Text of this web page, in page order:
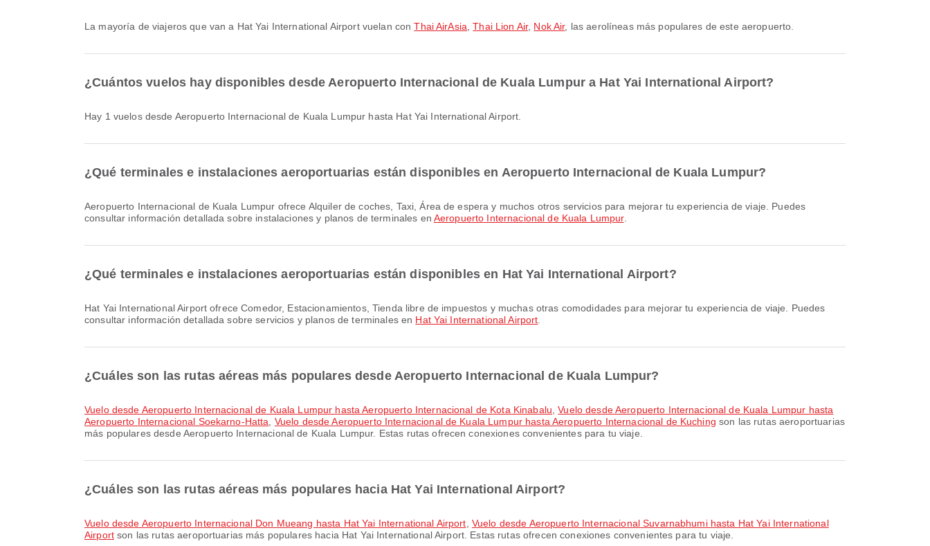
La mayoría de viajeros que van a Hat Yai International Airport vuelan conThai AirAsia ,Thai Lion Air, Nok Air, las aerolíneas más populares de este aeropuerto.
¿Cuántos vuelos hay disponibles desde Aeropuerto Internacional de Kuala Lumpur a Hat Yai International Airport?
Hay 1 vuelos desde Aeropuerto Internacional de Kuala Lumpur hasta Hat Yai International Airport.
¿Qué terminales e instalaciones aeroportuarias están disponibles en Aeropuerto Internacional de Kuala Lumpur?
Aeropuerto Internacional de Kuala Lumpur ofrece Alquiler de coches, Taxi, Área de espera y muchos otros servicios para mejorar tu experiencia de viaje. Puedes
consultar información detallada sobre instalaciones y planos de terminales en Aeropuerto Internacional de Kuala Lumpur.
¿Qué terminales e instalaciones aeroportuarias están disponibles en Hat Yai International Airport?
Hat Yai International Airport ofrece Comedor, Estacionamientos, Tienda libre de impuestos y muchas otras comodidades para mejorar tu experiencia de viaje. Puedes
consultar información detallada sobre servicios y planos de terminales en Hat Yai International Airport
¿Cuáles son las rutas aéreas más populares desde Aeropuerto Internacional de Kuala Lumpur?
Vuelo desde Aeropuerto Internacional de Kuala Lumpur hasta Aeropuerto Internacional de Kota Kinabalu ,Vuelo desde Aeropuerto Internacional de Kuala Lumpur hasta
Aeropuerto Internacional Soekarno-Hatta
Vuelo desde Aeropuerto Internacional de Kuala Lumpur hasta Aeropuerto Internacional de Kuching son las rutas aeroportuarias
más populares desde Aeropuerto Internacional de Kuala Lumpur. Estas rutas ofrecen conexiones convenientes para tu viaje.
¿Cuáles son las rutas aéreas más populares hacia Hat Yai International Airport?
Vuelo desde Aeropuerto Internacional Don Mueang hasta Hat Yai International Airport Vuelo desde Aeropuerto Internacional Suvarnabhumi hasta Hat Yai International
Airportson las rutas aeroportuarias más populares hacia Hat Yai International Airport. Estas rutas ofrecen conexiones convenientes para tu viaje.